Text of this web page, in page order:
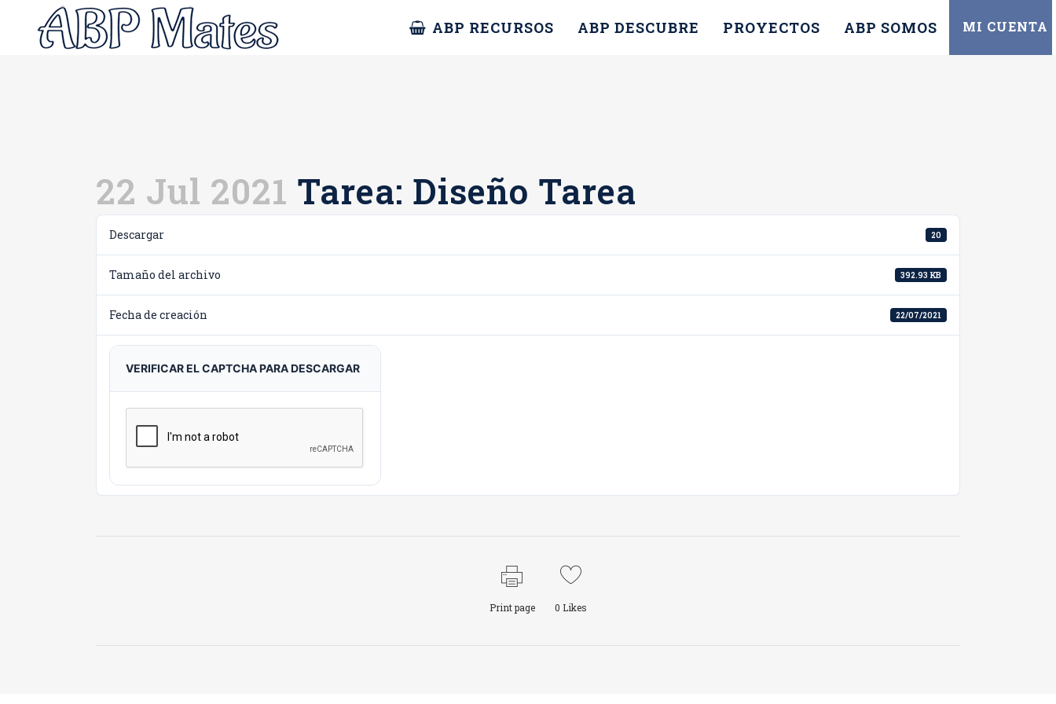
MI CUENTA
ABP RECURSOS ABP DESCUBRE PROYECTOS ABP SOMOS
22 Jul 2021 Tarea: Diseño Tarea
Descargar 20
Tamaño del archivo 392.93 KB
Fecha de creación 22/07/2021
VERIFICAR EL CAPTCHA PARA DESCARGAR
Print page 0 Likes